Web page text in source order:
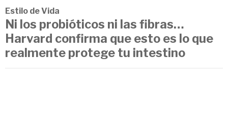
Estilo de Vida
Ni los probióticos ni las fibras…
Harvard confirma que esto es lo que
realmente protege tu intestino